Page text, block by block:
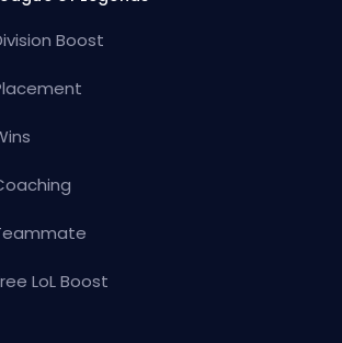
Boost
LoL Boost